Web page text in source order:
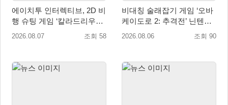
에이치투 인터렉티브, 2D 비
행 슈팅 게임 ‘칼라드리우스
2/다크 엘레멘트’ 올 겨울 전
2026.08.07 조회 58
비대칭 술래잡기 게임 ‘오바
케이도로 2: 추격전’ 닌텐도
eShop 출시
2026.08.06 조회 90